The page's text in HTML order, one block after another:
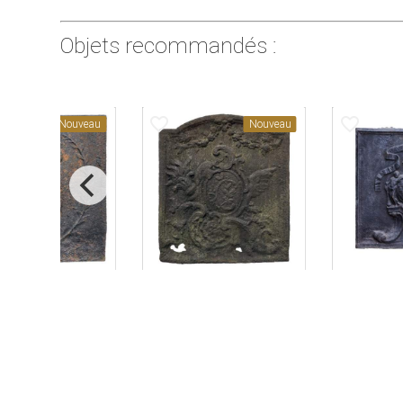
Objets recommandés :
favorite_border Nouveau favorite_border
Nouveau